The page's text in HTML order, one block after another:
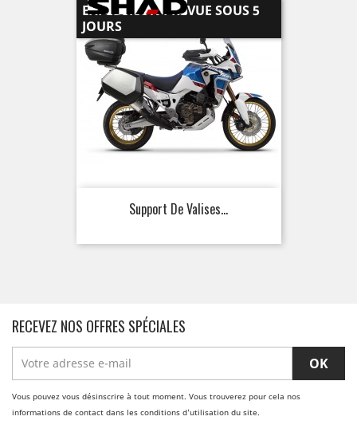
Support De Valises...
EXPÉDITION PRÉVUE SOUS 5
JOURS
RECEVEZ NOS OFFRES SPÉCIALES
Vous pouvez vous désinscrire à tout moment. Vous trouverez pour cela nos
informations de contact dans les conditions d'utilisation du site.